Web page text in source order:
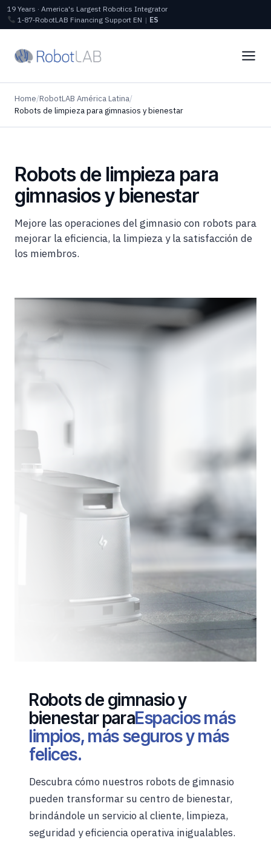
19 Years · America's Largest Robotics Integrator
1‑87‑RobotLAB Financing Support EN | ES
Home/RobotLAB América Latina/
Robots de limpieza para gimnasios y bienestar
Robots de limpieza para
gimnasios y bienestar
Mejore las operaciones del gimnasio con robots para
mejorar la eficiencia, la limpieza y la satisfacción de
los miembros.
Robots de gimnasio y
bienestar paraEspacios más
limpios, más seguros y más
felices.
Descubra cómo nuestros robots de gimnasio
pueden transformar su centro de bienestar,
brindándole un servicio al cliente, limpieza,
seguridad y eficiencia operativa inigualables.